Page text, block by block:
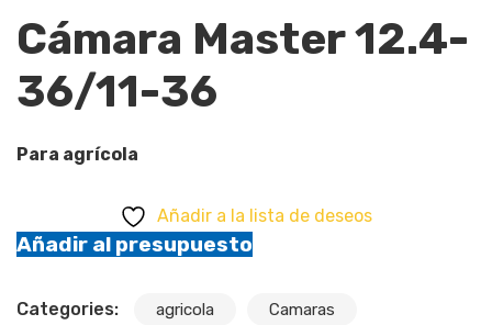
Cámara Master 12.4-
36/11-36
Para agrícola
Añadir a la lista de deseos
Añadir al presupuesto
Categories: agricola Camaras